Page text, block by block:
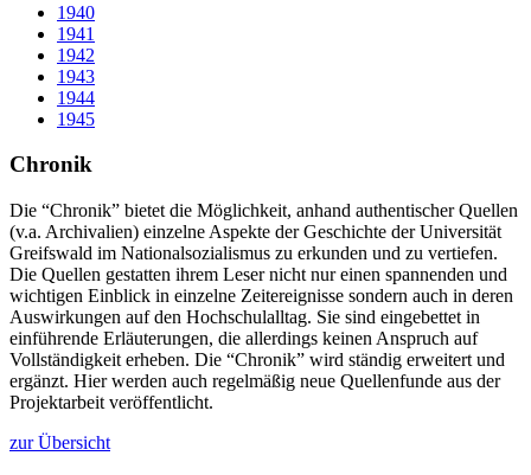
1940
1941
1942
1943
1944
1945
Chronik
Die “Chronik” bietet die Möglichkeit, anhand authentischer Quellen
(v.a. Archivalien) einzelne Aspekte der Geschichte der Universität
Greifswald im Nationalsozialismus zu erkunden und zu vertiefen.
Die Quellen gestatten ihrem Leser nicht nur einen spannenden und
wichtigen Einblick in einzelne Zeitereignisse sondern auch in deren
Auswirkungen auf den Hochschulalltag. Sie sind eingebettet in
einführende Erläuterungen, die allerdings keinen Anspruch auf
Vollständigkeit erheben. Die “Chronik” wird ständig erweitert und
ergänzt. Hier werden auch regelmäßig neue Quellenfunde aus der
Projektarbeit veröffentlicht.
zur Übersicht